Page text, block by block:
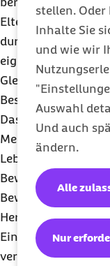
stellen.
Inhalte Sie
und wie wir
Auswahl
Und auch
ändern.
Nur
Alle
Eltern mehr Hilfe
durch den
eigenen Leben
Gleichgewicht
Beschwerden kann
Das Erlernen von
Meditation, Tai Chi
Lebensphase
Bewegung stärken
Beweglichkeit und
Herz-Kreislauf-
Einstellung ein
verschieben. Denn